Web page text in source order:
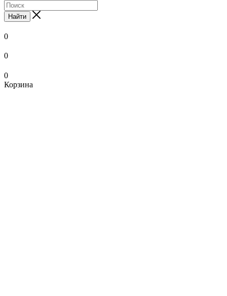
Найти
0
0
0
Корзина